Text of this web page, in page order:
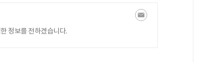
정보를 전하겠습니다.